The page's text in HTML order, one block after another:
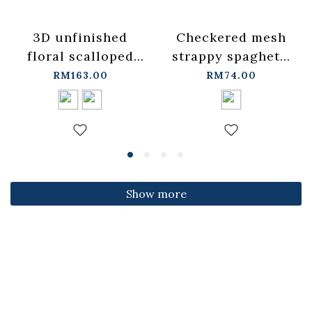
3D unfinished
floral scalloped
jeans, available in
two colors, sizes
S/M/L.
【04011891】in
stock+pre-order
RM163.00
Checkered mesh
strappy spaghetti
strap cover-up
vest -
blue【01099697】
in stock+pre-order
RM74.00
Show more